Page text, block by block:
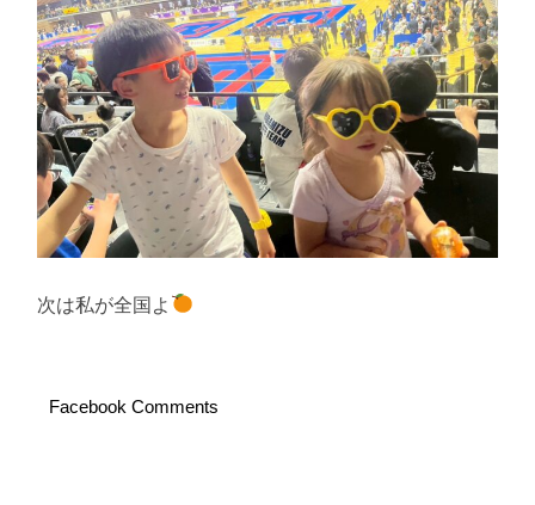
次は私が全国よ
Facebook Comments